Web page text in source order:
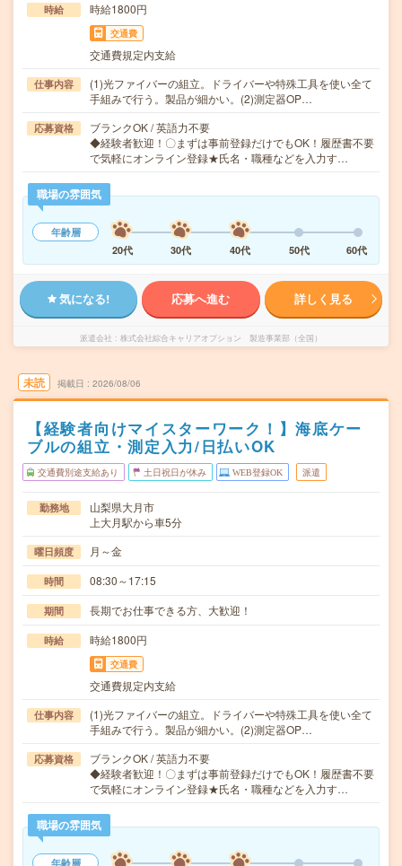
時給 時給1800円
交通費
交通費規定内支給
仕事内容
(1)光ファイバーの組立。ドライバーや特殊工具を使い全て
手組みで行う。製品が細かい。(2)測定器OP…
応募資格
ブランクOK / 英語力不要
◆経験者歓迎！〇まずは事前登録だけでもOK！履歴書不要
で気軽にオンライン登録★氏名・職種などを入力す…
職場の雰囲気
年齢層
20代
30代 40代 50代 60代
気になる! 応募へ進む 詳しく見る
派遣会社 株式会社綜合キャリアオプション 製造事業部（全国）
未読 掲載日 2026/08/06
【経験者向けマイスターワーク！】海底ケー
ブルの組立・測定入力/日払いOK
交通費別途支給あり 土日祝日が休み WEB登録OK 派遣
勤務地
山梨県大月市
上大月駅から車5分
曜日頻度 月～金
時間 08:30～17:15
期間 長期でお仕事できる方、大歓迎！
時給 時給1800円
交通費
交通費規定内支給
仕事内容
(1)光ファイバーの組立。ドライバーや特殊工具を使い全て
手組みで行う。製品が細かい。(2)測定器OP…
応募資格
ブランクOK / 英語力不要
◆経験者歓迎！〇まずは事前登録だけでもOK！履歴書不要
で気軽にオンライン登録★氏名・職種などを入力す…
職場の雰囲気
年齢層